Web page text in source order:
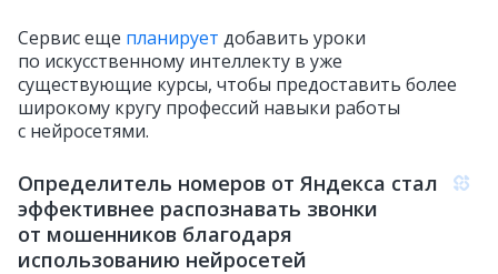
Сервис еще планирует добавить уроки
по искусственному интеллекту в уже
существующие курсы, чтобы предоставить более
широкому кругу профессий навыки работы
с нейросетями.
Определитель номеров от Яндекса стал
эффективнее распознавать звонки
от мошенников благодаря
использованию нейросетей